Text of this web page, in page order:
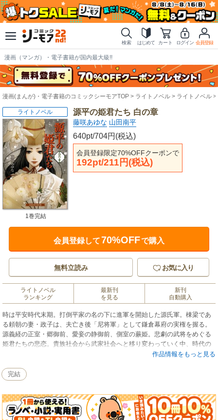
検索 はじめて カート ログイン 会員登録
漫画（マンガ）・電子書籍が国内最大級!!
漫画(まんが)・電子書籍のコミックシーモアTOP ライトノベル ライトノベル
源平の姫君たち 白の章
藤咲あゆな 山田南平
640pt/704円(税込)
会員登録限定70%OFFクーポンで
192pt/211円(税込)
ライトノベル
1巻完結
会員登録して70%OFFで購入
無料立読み お気に入り
ライトノベル
ランキング
最新刊
を見る
新刊
自動購入
時は平安時代末期。打倒平家の名の下に進軍を開始した源氏軍。棟梁であ
る頼朝の妻・政子は、夫亡き後「尼将軍」として鎌倉幕府の実権を握る。
源義経の正室・郷御前、愛妾の静御前、側室の蕨姫。悲劇の武将をめぐる
姫君たちの悲恋。貴族社会から武家社会へと移り変わっていく中、時代の
作品情報をもっと見る
完結